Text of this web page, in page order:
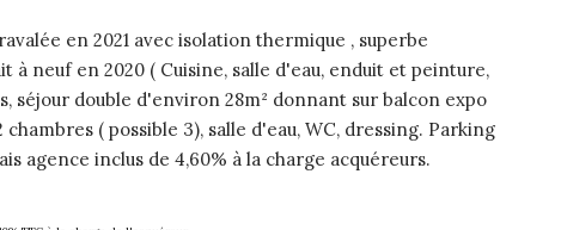
en 2021 avec isolation thermique , superbe
neuf en 2020 ( Cuisine, salle d'eau, enduit et peinture,
double d'environ 28m² donnant sur balcon expo
( possible 3), salle d'eau, WC, dressing. Parking
agence inclus de 4,60% à la charge acquéreurs.